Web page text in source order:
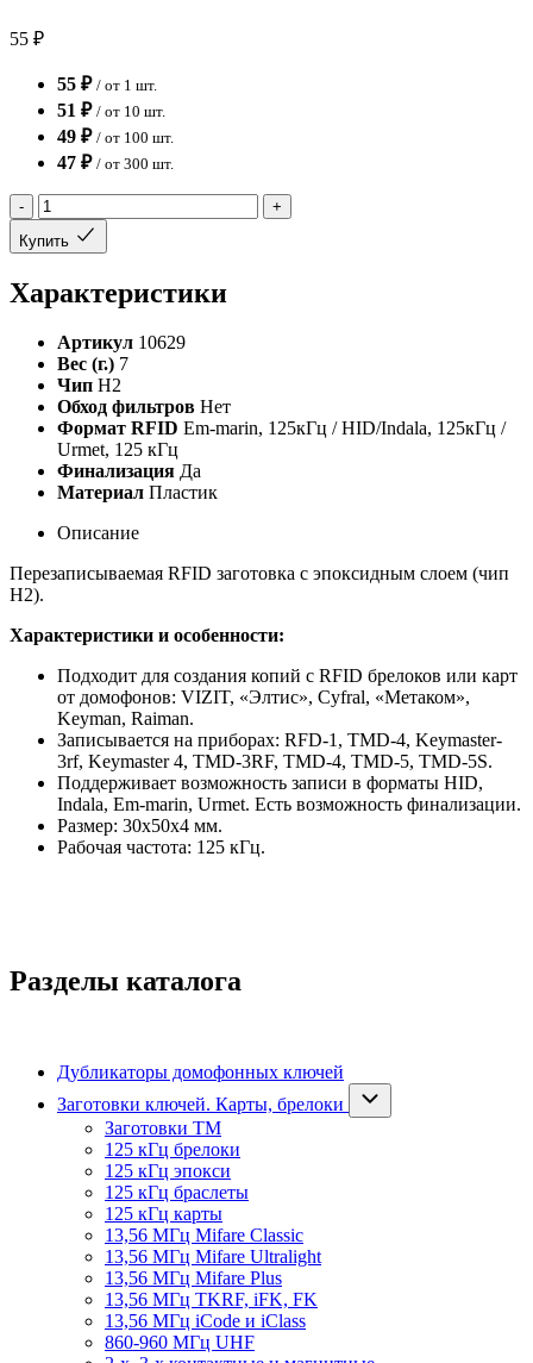
55 ₽
55 ₽ / от 1 шт.
51 ₽ / от 10 шт.
49 ₽ / от 100 шт.
47 ₽ / от 300 шт.
-
+
Купить
Характеристики
Артикул 10629
Вес (г.) 7
Чип H2
Обход фильтров Нет
Формат RFID Em-marin, 125кГц / HID/Indala, 125кГц /
Urmet, 125 кГц
Финализация Да
Материал Пластик
Описание
Перезаписываемая RFID заготовка с эпоксидным слоем (чип
H2).
Характеристики и особенности:
Подходит для создания копий с RFID брелоков или карт
от домофонов: VIZIT, «Элтис», Cyfral, «Метаком»,
Keyman, Raiman.
Записывается на приборах: RFD-1, TMD-4, Keymaster-
3rf, Keymaster 4, TMD-3RF, TMD-4, TMD-5, TMD-5S.
Поддерживает возможность записи в форматы HID,
Indala, Em-marin, Urmet. Есть возможность финализации.
Размер: 30х50х4 мм.
Рабочая частота: 125 кГц.
Разделы каталога
Дубликаторы домофонных ключей
Заготовки ключей. Карты, брелоки
Заготовки ТМ
125 кГц брелоки
125 кГц эпокси
125 кГц браслеты
125 кГц карты
13,56 МГц Mifare Classic
13,56 МГц Mifare Ultralight
13,56 МГц Mifare Plus
13,56 МГц TKRF, iFK, FK
13,56 МГц iCode и iClass
860-960 МГц UHF